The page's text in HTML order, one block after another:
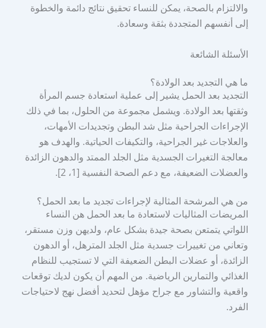
والالتزام بالصحة، يمكن للنساء تحقيق نتائج دائمة والخطوة
إلى أنفسهم المتجددة بثقة وسعادة.
الأسئلة الشائعة
ما هي التجديد بعد الولادة؟
التجديد بعد الحمل يشير إلى عملية استعادة جسم المرأة
وثقتها بعد الولادة. ويشمل مجموعة من الحلول، بما في ذلك
الإجراءات الجراحية مثل شد البطن وتجديدات الأمهات،
والعلاجات غير الجراحية، والتكيفات الحياتية. والهدف هو
معالجة التغيرات الجسدية مثل الجلد الممتد والدهون الزائدة
والعضلات الضعيفة، مع دعم الصحة النفسية [1، 2].
من هي المرشحة المثالية لإجراءات تجديد ما بعد الحمل؟
المريضات المثاليات لاستعادة ما بعد الحمل هن النساء
اللواتي يتمتعن بصحة جيدة بشكل عام، ولديهن وزن مستقر،
وتعاني من تغييرات جسدية مثل الجلد المترهل، أو الدهون
الزائدة، أو عضلات البطن الضعيفة التي لا تستجيب للنظام
الغذائي والتمارين الرياضية. من المهم أن يكون لديك توقعات
واقعية والتشاور مع جراح مؤهل لتحديد أفضل نهج لاحتياجات
الفرد.